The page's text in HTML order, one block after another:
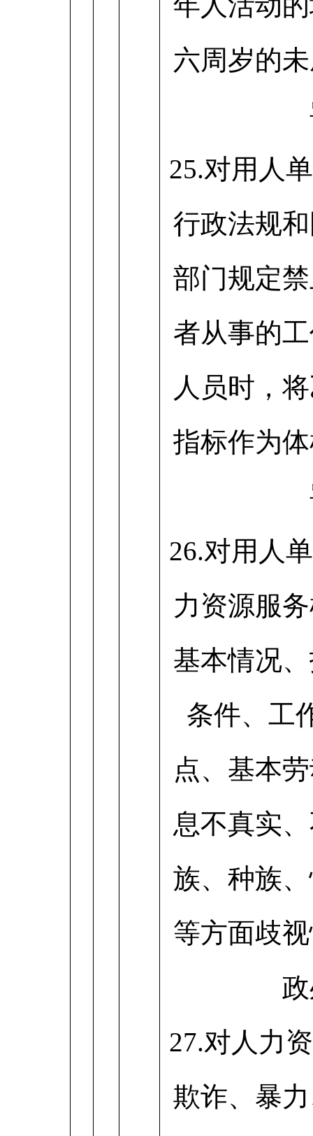
六周岁的
25.对用人
行政法规
部门规定
者从事的
人员时，
指标作为
26.对用人
力资源服
基本情况
条件、工
点、基本
息不真实
族、种族
等方面歧
27.对人力
欺诈、暴